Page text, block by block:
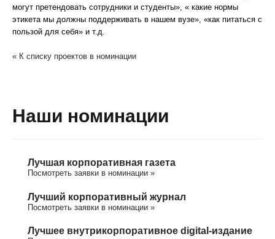
могут претендовать сотрудники и студенты», « какие нормы
этикета мы должны поддерживать в нашем вузе», «как питаться с
пользой для себя» и т.д.
« К списку проектов в номинации
Наши номинации
Лучшая корпоративная газета
Посмотреть заявки в номинации »
Лучший корпоративный журнал
Посмотреть заявки в номинации »
Лучшее внутрикорпоративное digital-издание